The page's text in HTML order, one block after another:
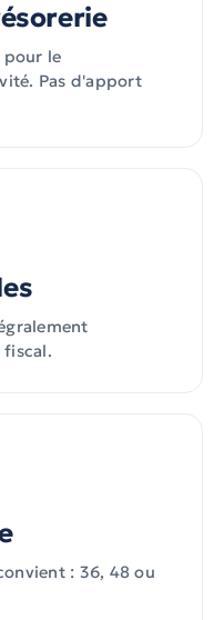
pour le
Pas d'apport
: 36, 48 ou